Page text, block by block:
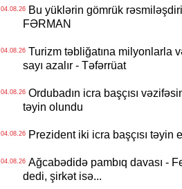
04.08.26Bu yüklərin gömrük
FƏRMAN
04.08.26Turizm təbliğatına milyonlarla
sayı azalır - Təfərrüat
04.08.26Ordubadın icra başçısı
təyin olundu
04.08.26Prezident iki icra başçısı təyin
04.08.26Ağcabədidə pambıq davası -
dedi, şirkət isə...